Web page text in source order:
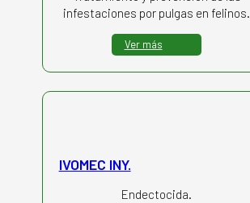
infestaciones por pulgas en felinos.
Ver más
IVOMEC INY.
Endectocida.